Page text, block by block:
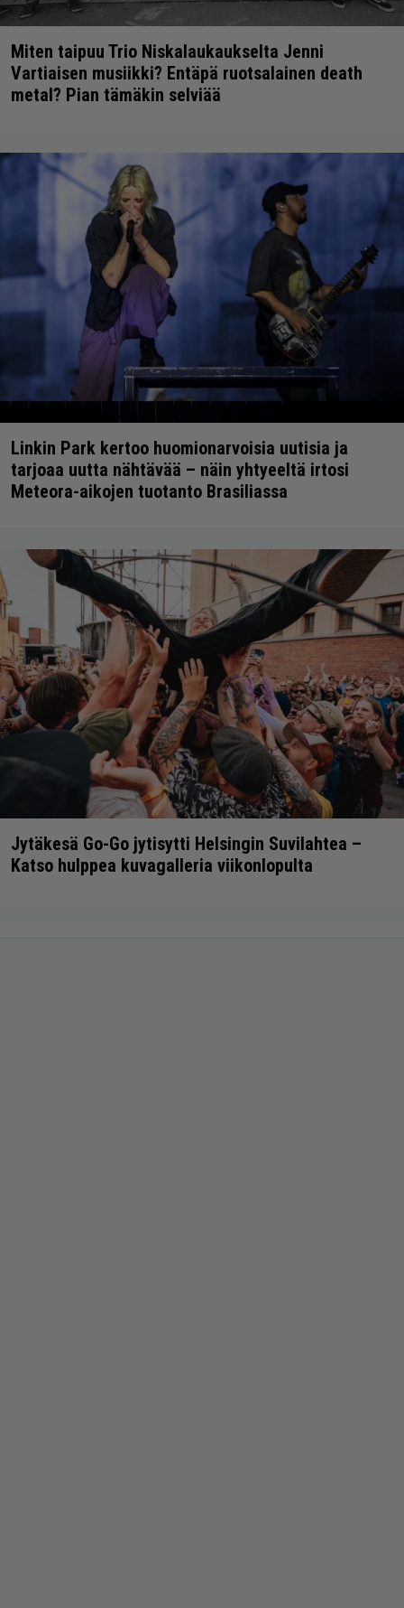
Miten taipuu Trio Niskalaukaukselta Jenni
Vartiaisen musiikki? Entäpä ruotsalainen death
metal? Pian tämäkin selviää
Linkin Park kertoo huomionarvoisia uutisia ja
tarjoaa uutta nähtävää – näin yhtyeeltä irtosi
Meteora-aikojen tuotanto Brasiliassa
Jytäkesä Go-Go jytisytti Helsingin Suvilahtea –
Katso hulppea kuvagalleria viikonlopulta